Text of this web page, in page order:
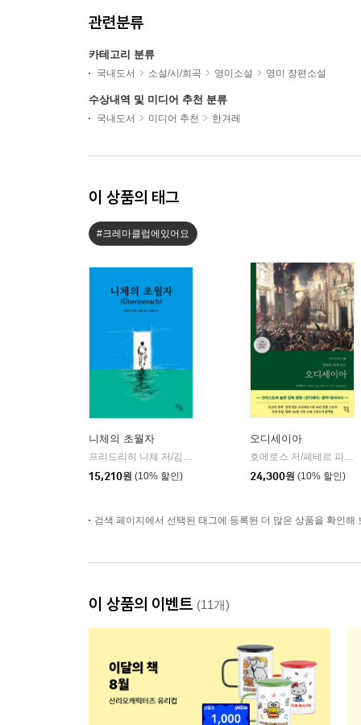
관련분류
카테고리 분류
국내도서 소설/시/희곡 영미소설 영미 장편소설
수상내역 및 미디어 추천 분류
국내도서 미디어 추천 한겨레
이 상품의 태그
#크레마클럽에있어요
니체의 초월자
프리드리히 니체 저/김철 편역
15,210원 (10% 할인)
오디세이아
호메로스 저/페테르 파울 루벤스 그림/박문재 역
24,300원 (10% 할인)
검색 페이지에서 선택된 태그에 등록된 더 많은 상품을 확인해
이 상품의 이벤트 (11개)